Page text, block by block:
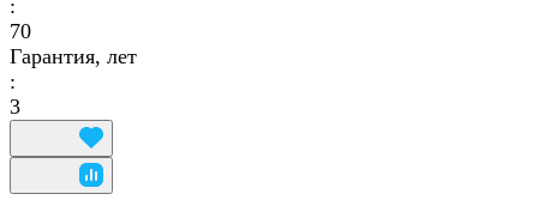
:
70
Гарантия, лет
:
3